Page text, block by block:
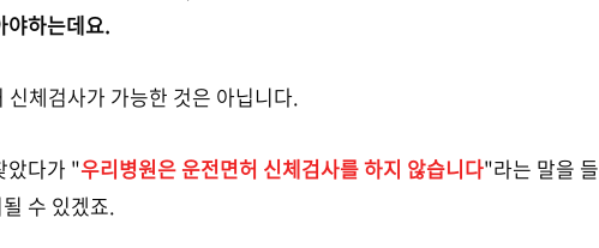
야하는데요.
체검사가 가능한 것은 아닙니다.
았다가 "우리병원은 운전면허 신체검사를 하지 않습니다"라는 말을 들
될 수 있겠죠.